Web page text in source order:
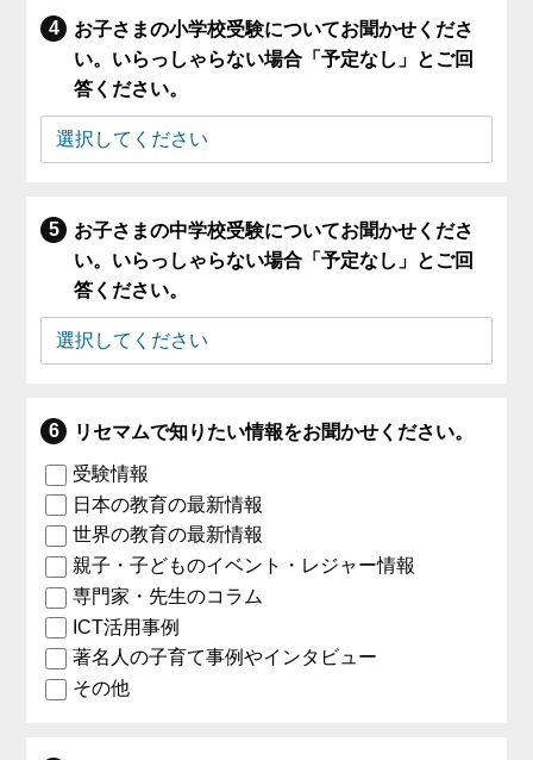
お子さまの小学校受験についてお聞かせくださ
い。いらっしゃらない場合「予定なし」とご回
答ください。
お子さまの中学校受験についてお聞かせくださ
い。いらっしゃらない場合「予定なし」とご回
答ください。
リセマムで知りたい情報をお聞かせください。
受験情報
日本の教育の最新情報
世界の教育の最新情報
親子・子どものイベント・レジャー情報
専門家・先生のコラム
ICT活用事例
著名人の子育て事例やインタビュー
その他